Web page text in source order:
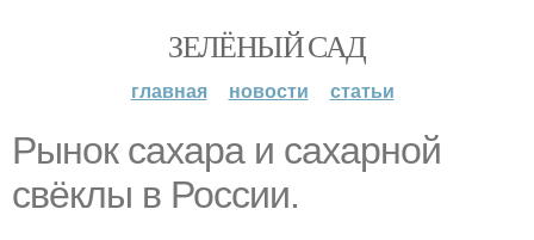
ЗЕЛЁНЫЙ САД
главная новости статьи
Рынок сахара и сахарной
свёклы в России.